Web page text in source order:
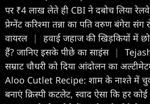
पर ₹4 लाख लेते ही CBI ने दबोच लिया
प्रेग्नेंट करिश्मा तन्ना का पति वरुण बंगेरा संग
वायरल |
हवाई जहाज की खिड़कियों में
हैं? जानिए इसके पीछे का साइंस |
सम्राट चौधरी को दिया आंदोलन का
Aloo Cutlet Recipe: शाम के नाश्ते में
बनाएं क्रिस्पी कटलेट, स्वाद ऐसा कि हर कोई